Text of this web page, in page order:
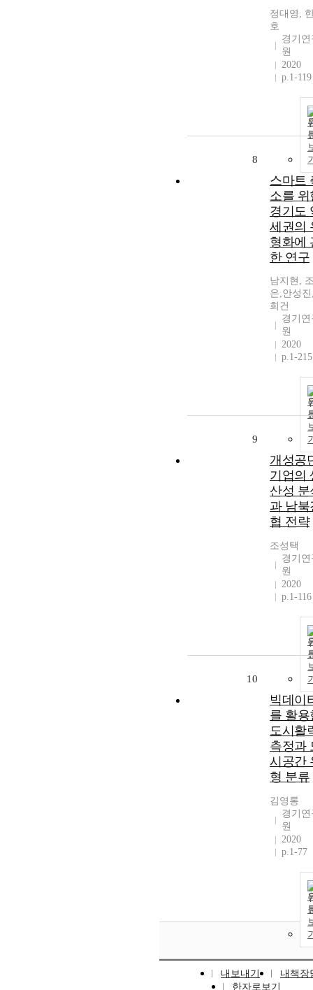
정대영,
호
경기연
원
2020
p.1-119
8
스마트
소를 위
경기도
세권의
형화에
한 연구
남지현,
은,안성
희건
경기연
원
2020
p.1-215
9
개성공
기업의
산성 분
과 남북
협 전략
조성택
경기연
원
2020
p.1-116
10
빅데이
를 활용
도시활
측정과
시공간
형 분류
김영롱
경기연
원
2020
p.1-77
내보내기
내책장
한자로보기